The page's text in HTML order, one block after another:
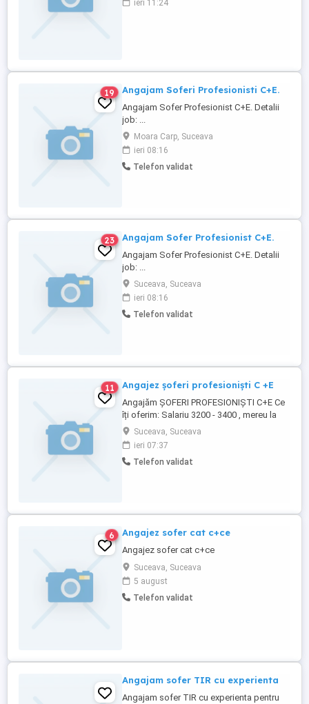
limba romana. Sistem de bonusare pentru
ieri 11:24
19 Angajam Soferi Profesionisti C+E.
Angajam Sofer Profesionist C+E. Detalii
job: ...
Moara Carp, Suceava
ieri 08:16
Telefon validat
23 Angajam Sofer Profesionist C+E.
Angajam Sofer Profesionist C+E. Detalii
job: ...
Suceava, Suceava
ieri 08:16
Telefon validat
11 Angajez șoferi profesioniști C +E
Angajăm ȘOFERI PROFESIONIȘTI C+E Ce
îți oferim: Salariu 3200 - 3400 , mereu la
timp Curse internaționale transport de
containere maritime în porturile din
Antwerpen - Belgia Tari tranzitate Belgia,
Olanda, Germania, Franta, Luxemburg
Suceava, Suceava
ieri 07:37
Telefon validat
6 Angajez sofer cat c+ce
Angajez sofer cat c+ce
Suceava, Suceava
5 august
Telefon validat
Angajam sofer TIR cu experienta
Angajam sofer TIR cu experienta pentru